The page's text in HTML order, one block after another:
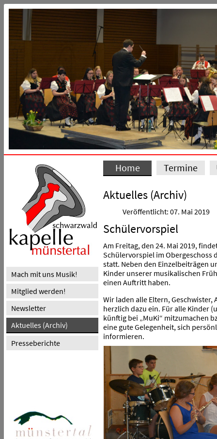
Mach mit uns Musik!
Mitglied werden!
Newsletter
Aktuelles (Archiv)
Presseberichte
Home Termine
Aktuelles (Archiv)
Veröffentlicht: 07. Mai 2019
Schülervorspiel
Am Freitag, den 24. Mai 2019,
Schülervorspiel im Obergeschoss
statt. Neben den Einzelbeiträgen
Kinder unserer musikalischen
einen Auftritt haben.
Wir laden alle Eltern,
herzlich dazu ein. Für alle Kinder
künftig bei „MuKi“ mitzumachen
eine gute Gelegenheit, sich
informieren.